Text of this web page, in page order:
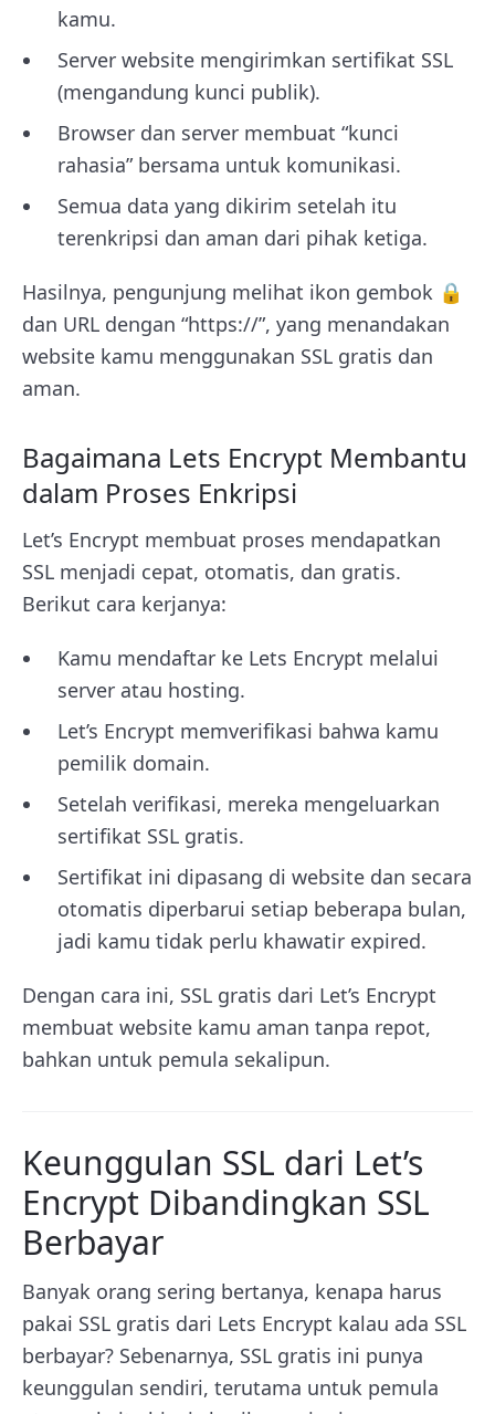
kamu.
Server website mengirimkan sertifikat SSL
(mengandung kunci publik).
Browser dan server membuat “kunci
rahasia” bersama untuk komunikasi.
Semua data yang dikirim setelah itu
terenkripsi dan aman dari pihak ketiga.
Hasilnya, pengunjung melihat ikon gembok 🔒
dan URL dengan “https://”, yang menandakan
website kamu menggunakan SSL gratis dan
aman.
Bagaimana Lets Encrypt Membantu
dalam Proses Enkripsi
Let’s Encrypt membuat proses mendapatkan
SSL menjadi cepat, otomatis, dan gratis.
Berikut cara kerjanya:
Kamu mendaftar ke Lets Encrypt melalui
server atau hosting.
Let’s Encrypt memverifikasi bahwa kamu
pemilik domain.
Setelah verifikasi, mereka mengeluarkan
sertifikat SSL gratis.
Sertifikat ini dipasang di website dan secara
otomatis diperbarui setiap beberapa bulan,
jadi kamu tidak perlu khawatir expired.
Dengan cara ini, SSL gratis dari Let’s Encrypt
membuat website kamu aman tanpa repot,
bahkan untuk pemula sekalipun.
Keunggulan SSL dari Let’s
Encrypt Dibandingkan SSL
Berbayar
Banyak orang sering bertanya, kenapa harus
pakai SSL gratis dari Lets Encrypt kalau ada SSL
berbayar? Sebenarnya, SSL gratis ini punya
keunggulan sendiri, terutama untuk pemula